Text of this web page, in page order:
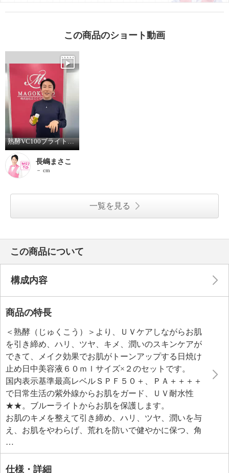
この商品のショート動画
熟酵VC100ブライトアップUV
長嶋まさこ
－ cm
一覧を見る
この商品について
構成内容
商品の特長
＜熟酵（じゅくこう）＞より、ＵＶケアしながらお肌
を引き締め、ハリ、ツヤ、キメ、潤いのスキンケアが
できて、メイク効果でお肌がトーンアップする日焼け
止め日中美容液６０ｍｌサイズ×２のセットです。
国内表示基準最高レベルＳＰＦ５０＋、ＰＡ＋＋＋＋
で日常生活の紫外線からお肌をガード、ＵＶ耐水性
★★。ブルーライトからお肌を保護します。
お肌のキメを整えて引き締め、ハリ、ツヤ、潤いを与
え、お肌をやわらげ、荒れを防いで健やかに保つ、角
質層の隅々までの浸透にこだわった独自成分ＶＣＰＲ
Ｏ ＭＡＸ α（Ｓｉプラントファーメント（アスペル
ギルス／（キビ種子／イネ種皮）発酵液）、３−グリセ
仕様・詳細